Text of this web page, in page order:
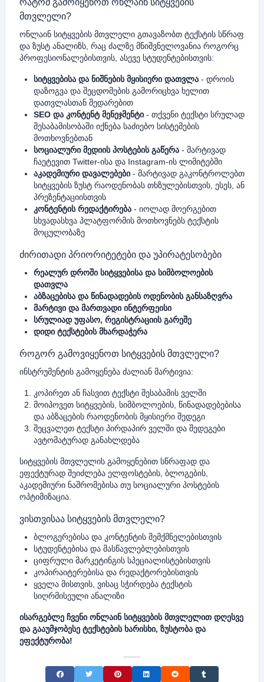
რატომ გამოიყენოთ ონლაინ სიტყვების
მთვლელი?
ონლაინ სიტყვების მთვლელი გთავაზობთ ტექსტის სწრაფ
და ზუსტ ანალიზს, რაც ძალზე მნიშვნელოვანია როგორც
პროფესიონალებისთვის, ასევე სტუდენტებისთვის:
სიტყვებისა და ნიშნების მყისიერი დათვლა - დროის
დაზოგვა და შეცდომების გამორიცხვა ხელით
დათვლასთან შედარებით
SEO და კონტენტ მენეჯმენტი - თქვენი ტექსტი სრულად
შესაბამისობაში იქნება საძიებო სისტემების
მოთხოვნებთან
სოციალური მედიის პოსტების გაწერა - მარტივად
ჩაეტევით Twitter-ისა და Instagram-ის ლიმიტებში
აკადემიური დავალებები - მარტივად გაკონტროლებთ
სიტყვების ზუსტ რაოდენობას თხზულებისთვის, ესეს, ან
პრეზენტაციისთვის
კონტენტის რედაქტირება - იოლად მოერგებით
სხვადასხვა პლატფორმის მოთხოვნებს ტექსტის
მოცულობაზე
ძირითადი პრიორიტეტები და უპირატესობები
რეალურ დროში სიტყვებისა და სიმბოლოების
დათვლა
აბზაცებისა და წინადადების ოდენობის განსაზღვრა
მარტივი და მართვადი ინტერფეისი
სრულიად უფასო, რეგისტრაციის გარეშე
დიდი ტექსტების მხარდაჭერა
როგორ გამოვიყენოთ სიტყვების მთვლელი?
ინსტრუმენტის გამოყენება ძალიან მარტივია:
კოპირეთ ან ჩასვით ტექსტი შესაბამის ველში
მოიპოვეთ სიტყვების, სიმბოლოების, წინადადებებისა
და აბზაცების რაოდენობის მყისიერი შედეგი
შეცვალეთ ტექსტი პირდაპირ ველში და შედეგები
ავტომატურად განახლდება
სიტყვების მთვლელის გამოყენებით სწრაფად და
ეფექტურად შეიძლება ელფოსტების, ბლოგების,
აკადემიური ნაშრომებისა თუ სოციალური პოსტების
ოპტიმიზაცია.
ვისთვისაა სიტყვების მთვლელი?
ბლოგერებისა და კონტენტის შემქმნელებისთვის
სტუდენტებისა და მასწავლებლებისთვის
ციფრული მარკეტინგის სპეციალისტებისთვის
კოპირაიტერებისა და რედაქტორებისთვის
ყველა მისთვის, ვისაც სჭირდება ტექსტის
სიღრმისეული ანალიზი
ისარგებლე ჩვენი ონლაინ სიტყვების მთვლელით დღესვე
და გააუმჯობესე ტექსტების ხარისხი, ზუსტობა და
ეფექტურობა!
Share on Facebook
Share on TwitterShare on Pinterest
Share on LinkedIn
Share on RedditShare on Tumblr